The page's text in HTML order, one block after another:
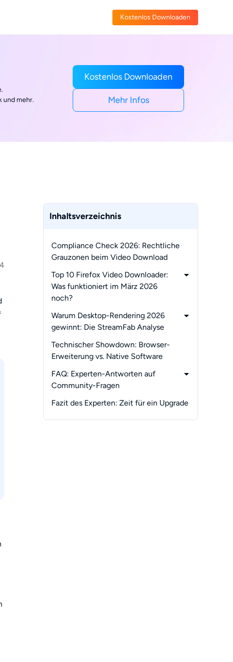
Kostenlos Downloaden
und mehr.
Kostenlos Downloaden
Mehr Infos
Inhaltsverzeichnis
Compliance Check 2026: Rechtliche
Grauzonen beim Video Download
Top 10 Firefox Video Downloader:
Was funktioniert im März 2026
noch?
- 1. Video DownloadHelper (Der
Veteran mit Krücken)
(Für statische Inhalte)
3. SaveFrom.net Helper (Die schnelle
YouTube-Lösung)
- 4. Download Video & Flash (Das
Legacy-Tool)
Warum Desktop-Rendering 2026
gewinnt: Die StreamFab Analyse
- Schritt-für-Schritt:
Professioneller Workflow mit
Technischer Showdown: Browser-
Erweiterung vs. Native Software
FAQ: Experten-Antworten auf
Community-Fragen
- Warum habe ich beim Firefox-
Fazit des Experten: Zeit für ein Upgrade